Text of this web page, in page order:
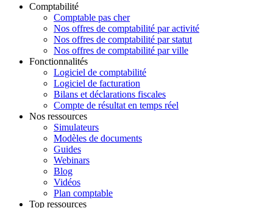
Comptabilité
Comptable pas cher
Nos offres de comptabilité par activité
Nos offres de comptabilité par statut
Nos offres de comptabilité par ville
Fonctionnalités
Logiciel de comptabilité
Logiciel de facturation
Bilans et déclarations fiscales
Compte de résultat en temps réel
Nos ressources
Simulateurs
Modèles de documents
Guides
Webinars
Blog
Vidéos
Plan comptable
Top ressources